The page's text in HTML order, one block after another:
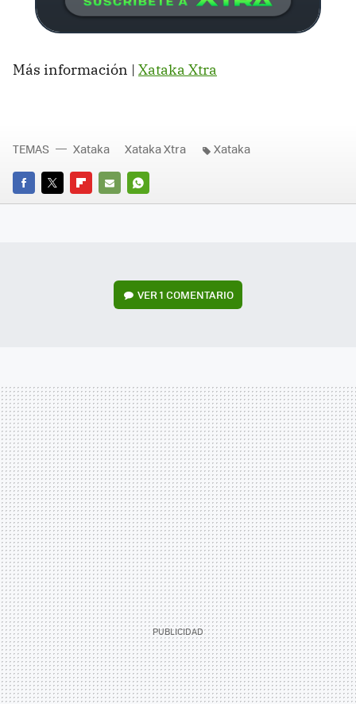
Más información | Xataka Xtra
FACEBOOK
TWITTERFLIPBOARD
E-
WHATSAPP
TEMAS Xataka Xataka Xtra Xataka
VER1 COMENTARIO